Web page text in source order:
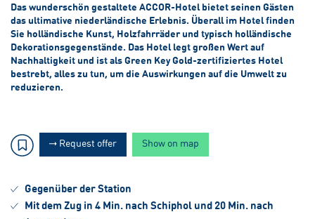
Das wunderschön gestaltete ACCOR-Hotel bietet seinen Gästen
das ultimative niederländische Erlebnis. Überall im Hotel finden
Sie holländische Kunst, Holzfahrräder und typisch holländische
Dekorationsgegenstände. Das Hotel legt großen Wert auf
Nachhaltigkeit und ist als Green Key Gold-zertifiziertes Hotel
bestrebt, alles zu tun, um die Auswirkungen auf die Umwelt zu
reduzieren.
Request offer Show on map
Gegenüber der Station
Mit dem Zug in 4 Min. nach Schiphol und 20 Min. nach